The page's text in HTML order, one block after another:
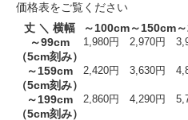
価格表をご覧ください
丈 ＼ 横幅
～100cm～150cm
～99cm
（5cm刻み）
1,980円 2,970円
～159cm
（5cm刻み）
2,420円 3,630円
～199cm
（5cm刻み）
2,860円 4,290円